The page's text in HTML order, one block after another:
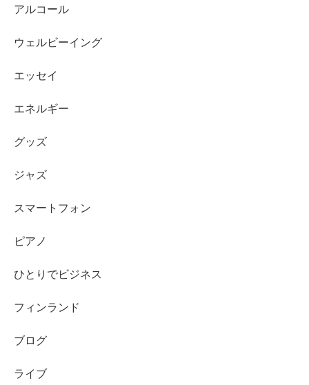
アルコール
ウェルビーイング
エッセイ
エネルギー
グッズ
ジャズ
スマートフォン
ピアノ
ひとりでビジネス
フィンランド
ブログ
ライブ